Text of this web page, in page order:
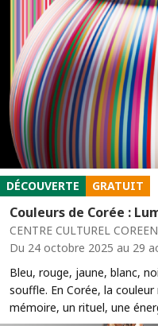
DÉCOUVERTE GRATUIT
Couleurs de Corée :
CENTRE CULTUREL COREEN
Du 24 octobre 2025 au 29
Bleu, rouge, jaune, blanc,
souffle. En Corée, la
mémoire, un rituel, une